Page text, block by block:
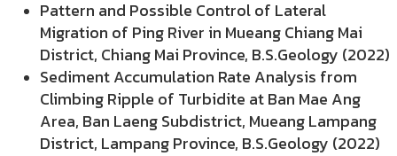
Pattern and Possible Control of Lateral
Migration of Ping River in Mueang Chiang Mai
District, Chiang Mai Province, B.S.Geology (2022)
Sediment Accumulation Rate Analysis from
Climbing Ripple of Turbidite at Ban Mae Ang
Area, Ban Laeng Subdistrict, Mueang Lampang
District, Lampang Province, B.S.Geology (2022)